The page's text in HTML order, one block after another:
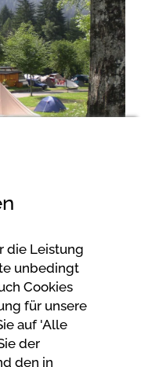
die Leistung
unbedingt
Cookies
für unsere
auf 'Alle
der
den in